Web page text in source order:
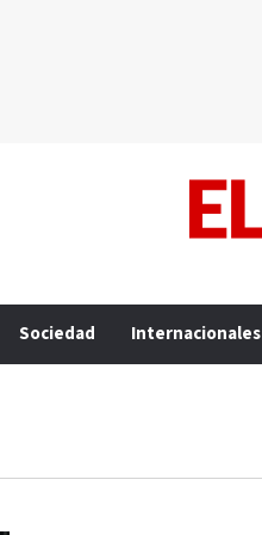
Sociedad Internacionales